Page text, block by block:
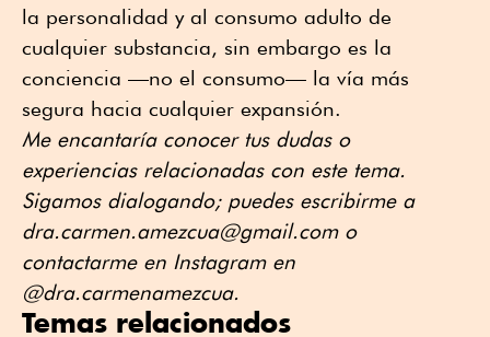
la personalidad y al consumo adulto de
cualquier substancia, sin embargo es la
conciencia —no el consumo— la vía más
segura hacia cualquier expansión.
Me encantaría conocer tus dudas o
experiencias relacionadas con este tema.
Sigamos dialogando; puedes escribirme a
dra.carmen.amezcua@gmail.com o
contactarme en Instagram en
@dra.carmenamezcua.
Temas relacionados